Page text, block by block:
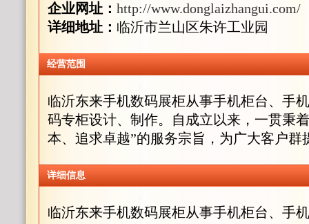
企业网址： http://www.donglaizhangui.com/
详细地址： 临沂市兰山区朱许工业园
经营范围
临沂东来手机数码展柜从事手机柜台、手
码专柜设计、制作。自成立以来，一贯秉
本、追求卓越”的服务宗旨，为广大客户群
详细信息
临沂东来手机数码展柜从事手机柜台、手